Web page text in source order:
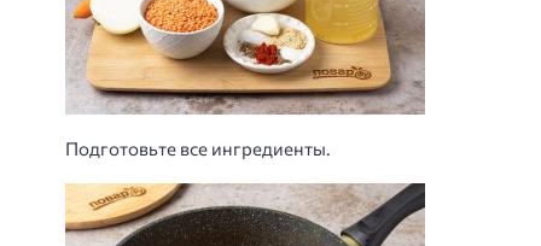
Подготовьте все ингредиенты.